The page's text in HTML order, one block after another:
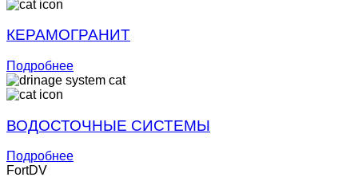
КЕРАМОГРАНИТ
Подробнее
ВОДОСТОЧНЫЕ СИСТЕМЫ
Подробнее
FortDV